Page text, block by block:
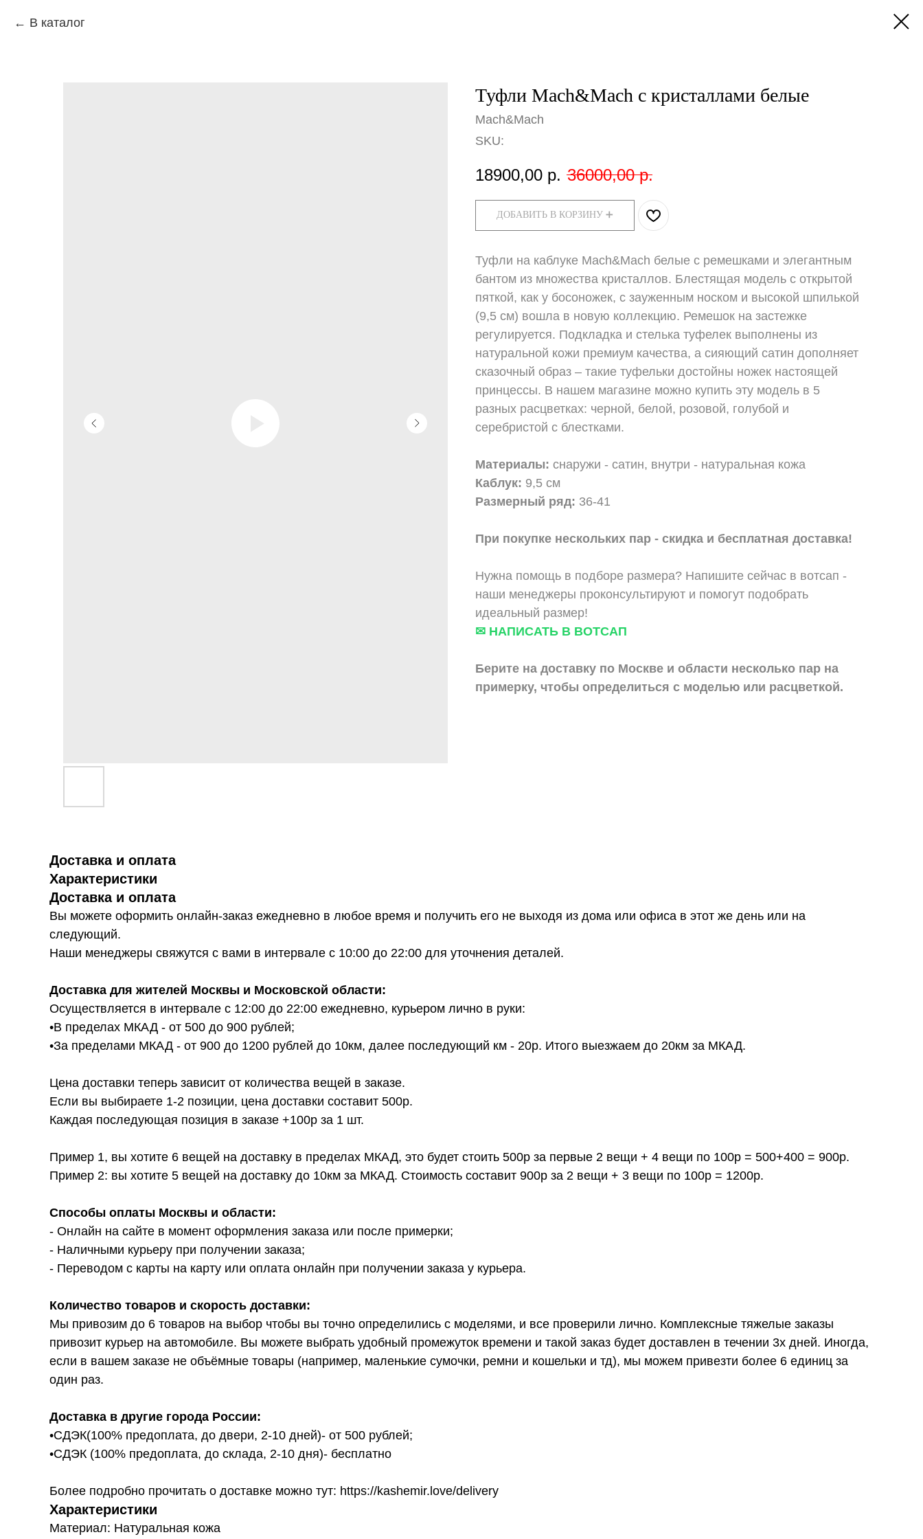
В каталог
Туфли Mach&Mach с кристаллами белые
Mach&Mach
SKU:
18900,00 р. 36000,00 р.
ДОБАВИТЬ В КОРЗИНУ ➕
Туфли на каблуке Mach&Mach белые с ремешками и элегантным
бантом из множества кристаллов. Блестящая модель с открытой
пяткой, как у босоножек, с зауженным носком и высокой шпилькой
(9,5 cм) вошла в новую коллекцию. Ремешок на застежке
регулируется. Подкладка и стелька туфелек выполнены из
натуральной кожи премиум качества, а сияющий сатин дополняет
сказочный образ – такие туфельки достойны ножек настоящей
принцессы. В нашем магазине можно купить эту модель в 5
разных расцветках: черной, белой, розовой, голубой и
серебристой с блестками.
Материалы: снаружи - сатин, внутри - натуральная кожа
Каблук: 9,5 см
Размерный ряд: 36-41
При покупке нескольких пар - скидка и бесплатная доставка!
Нужна помощь в подборе размера? Напишите сейчас в вотсап -
наши менеджеры проконсультируют и помогут подобрать
идеальный размер!
✉ НАПИСАТЬ В ВОТСАП
Берите на доставку по Москве и области несколько пар на
примерку, чтобы определиться с моделью или расцветкой.
Доставка и оплата
Характеристики
Доставка и оплата
Вы можете оформить онлайн-заказ ежедневно в любое время и получить его не выходя из дома или офиса в этот же день или на
следующий.
Наши менеджеры свяжутся с вами в интервале с 10:00 до 22:00 для уточнения деталей.
Доставка для жителей Москвы и Московской области:
Осуществляется в интервале с 12:00 до 22:00 ежедневно, курьером лично в руки:
•В пределах МКАД - от 500 до 900 рублей;
•За пределами МКАД - от 900 до 1200 рублей до 10км, далее последующий км - 20р. Итого выезжаем до 20км за МКАД.
Цена доставки теперь зависит от количества вещей в заказе.
Если вы выбираете 1-2 позиции, цена доставки составит 500р.
Каждая последующая позиция в заказе +100р за 1 шт.
Пример 1, вы хотите 6 вещей на доставку в пределах МКАД, это будет стоить 500р за первые 2 вещи + 4 вещи по 100р = 500+400 = 900р.
Пример 2: вы хотите 5 вещей на доставку до 10км за МКАД. Стоимость составит 900р за 2 вещи + 3 вещи по 100р = 1200р.
Способы оплаты Москвы и области:
- Онлайн на сайте в момент оформления заказа или после примерки;
- Наличными курьеру при получении заказа;
- Переводом с карты на карту или оплата онлайн при получении заказа у курьера.
Количество товаров и скорость доставки:
Мы привозим до 6 товаров на выбор чтобы вы точно определились с моделями, и все проверили лично. Комплексные тяжелые заказы
привозит курьер на автомобиле. Вы можете выбрать удобный промежуток времени и такой заказ будет доставлен в течении 3х дней. Иногда,
если в вашем заказе не объёмные товары (например, маленькие сумочки, ремни и кошельки и тд), мы можем привезти более 6 единиц за
один раз.
Доставка в другие города России:
•СДЭК(100% предоплата, до двери, 2-10 дней)- от 500 рублей;
•СДЭК (100% предоплата, до склада, 2-10 дня)- бесплатно
Более подробно прочитать о доставке можно тут: https://kashemir.love/delivery
Характеристики
Материал: Натуральная кожа